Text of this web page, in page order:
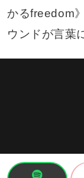
かるfreedom
ウンドが言葉